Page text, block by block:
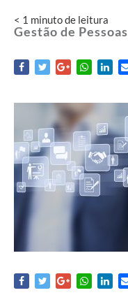
< 1 minutode leitura
Gestão de Pessoas